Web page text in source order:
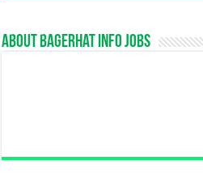
About Bagerhat Info Jobs